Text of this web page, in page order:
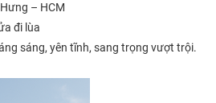
– HCM
đi lùa
sáng, yên tĩnh, sang trọng vượt trội.